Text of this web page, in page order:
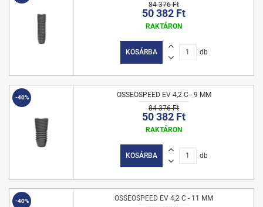
84 376 Ft
50 382 Ft
RAKTÁRON
KOSÁRBA db
-40%
OSSEOSPEED EV 4,2 C - 9 MM
84 376 Ft
50 382 Ft
RAKTÁRON
KOSÁRBA db
-40%
OSSEOSPEED EV 4,2 C - 11 MM